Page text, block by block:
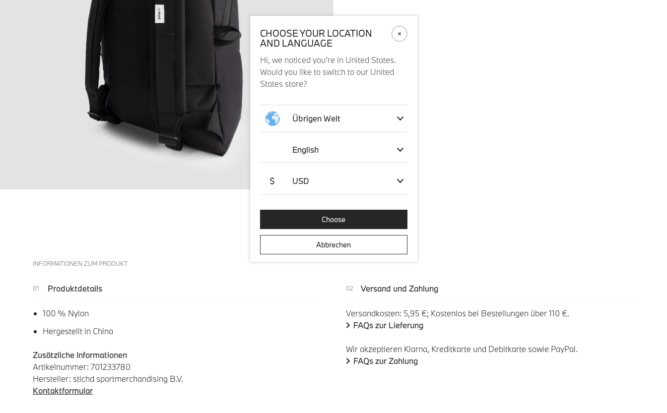
INFORMATIONEN ZUM PRODUKT
Produktdetails
100 % Nylon
Hergestellt in China
Zusätzliche Informationen
Artikelnummer: 701233780
Hersteller: stichd sportmerchandising B.V.
Kontaktformular
Versand und Zahlung
Versandkosten: 5,95 €; Kostenlos bei Bestellungen über 110 €.
FAQs zur Lieferung
Wir akzeptieren Klarna, Kreditkarte und Debitkarte sowie PayPal.
FAQs zur Zahlung
CHOOSE YOUR LOCATION
AND LANGUAGE
Hi, we noticed you’re in United States.
Would you like to switch to our United
States store?
Übrigen Welt
English
$ USD
Choose
Abbrechen